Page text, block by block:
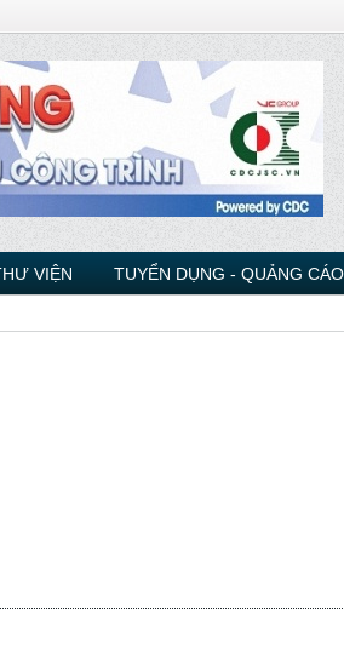
VIỆN TUYỂN DỤNG - QUẢNG CÁO